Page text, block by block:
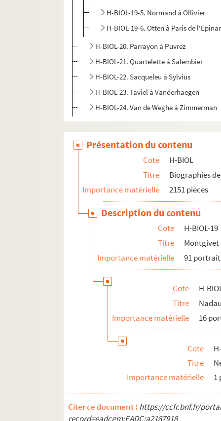
H-BIOL-19-5. Normand à Ollivier
H-BIOL-19-6. Otten à Paris de
H-BIOL-20. Parrayon à Puvrez
H-BIOL-21. Quartelette à Salembier
H-BIOL-22. Sacqueleu à Sylvius
H-BIOL-23. Taviel à Vanderhaegen
H-BIOL-24. Van de Weghe à Zimmerman
Présentation du contenu
Cote
H-BIOL
Titre
Biographies
Importance matérielle
2151 pièces
Description du contenu
Cote
H-BIOL-19
Titre
Montgivet
Importance matérielle
91
Cote
H-
Titre
Importance matérielle
16
Cote
Titre
Importance matérielle
1
Citer ce document : https://ccfr.bnf.fr/
record=eadcgm:EADC:a2187918